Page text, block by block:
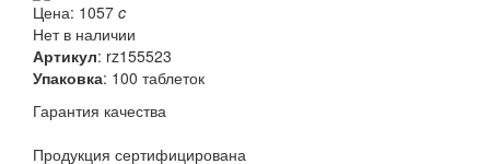
Цена: 1057 c
Нет в наличии
Артикул: rz155523
Упаковка: 100 таблеток
Гарантия качества
Продукция сертифицирована